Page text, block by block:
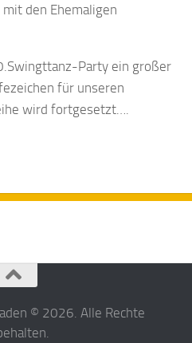
den Ehemaligen
Party ein großer
für unseren
wird fortgesetzt….
© 2026. Alle Rechte